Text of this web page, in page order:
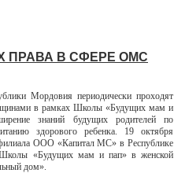
В СФЕРЕ ОМС
Мордовия периодически проходят
в рамках Школы «Будущих мам и
знаний будущих родителей по
здорового ребенка. 19 октября
филиала ООО «Капитал МС» в Республике
«Будущих мам и пап» в женской
дом».